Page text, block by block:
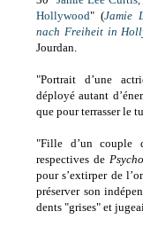
Hollywood" (Jamie
nach Freiheit in
Jourdan.
"Portrait d’une
déployé autant
que pour terrasser le
"Fille d’un couple
respectives de
pour s’extirper de
préserver son
dents "grises" et